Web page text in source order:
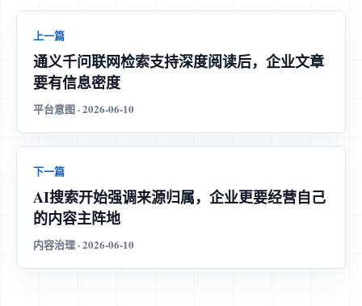
上一篇
通义千问联网检索支持深度阅读后，企业文章
要有信息密度
平台意图 · 2026-06-10
下一篇
AI搜索开始强调来源归属，企业更要经营自己
的内容主阵地
内容治理 · 2026-06-10